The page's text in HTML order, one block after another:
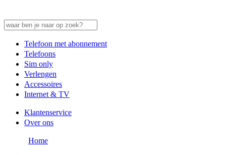
Telefoon met abonnement
Telefoons
Sim only
Verlengen
Accessoires
Internet & TV
Klantenservice
Over ons
Home